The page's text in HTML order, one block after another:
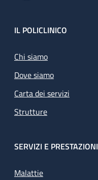
Footer
IL POLICLINICO
Chi siamo
Dove siamo
Carta dei servizi
Strutture
SERVIZI E PRESTAZIONI
Malattie